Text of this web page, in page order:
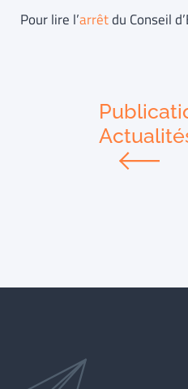
Pour lire l’arrêtdu Conseil